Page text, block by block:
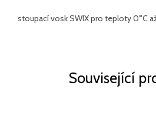
Související
stoupací vosk SWIX pro teploty 0°C